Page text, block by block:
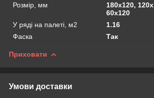
Розмір, мм
180х120,
60х120
У ряді на палеті, м2
1.16
Фаска
Так
Приховати
Умови доставки